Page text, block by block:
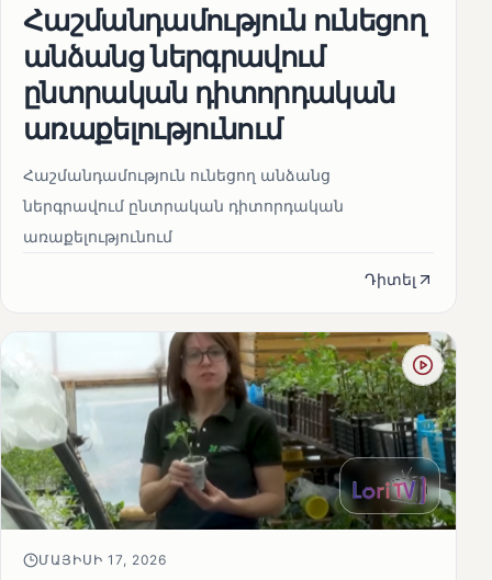
Հաշմանդամություն ունեցող
անձանց ներգրավում
ընտրական դիտորդական
առաքելությունում
Հաշմանդամություն ունեցող անձանց
ներգրավում ընտրական դիտորդական
առաքելությունում
Դիտել
ՄԱՅԻՍԻ 17, 2026